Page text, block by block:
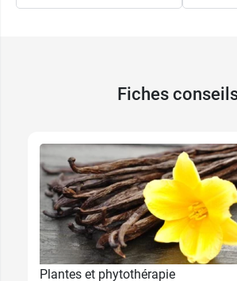
Fiches
Plantes et phytothérapie